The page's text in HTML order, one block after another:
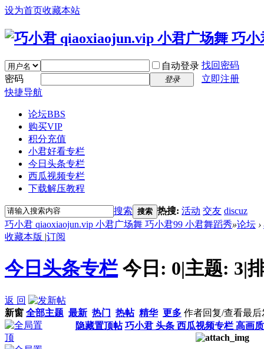
设为首页收藏本站
自动登录 找回密码
密码
登录
立即注册
快捷导航
论坛BBS
购买VIP
积分充值
小君好看专栏
今日头条专栏
西瓜视频专栏
下载解压教程
搜索 搜索 热搜: 活动 交友 discuz
巧小君 qiaoxiaojun.vip 小君广场舞 巧小君99 小君舞蹈秀»论坛 ›
收藏本版 |订阅
今日头条专栏 今日: 0|主题: 3|
返 回
新窗 全部主题 最新 热门 热帖 精华 更多 作者回复/查看最后
隐藏置顶帖 巧小君 头条 西瓜视频专栏 高画